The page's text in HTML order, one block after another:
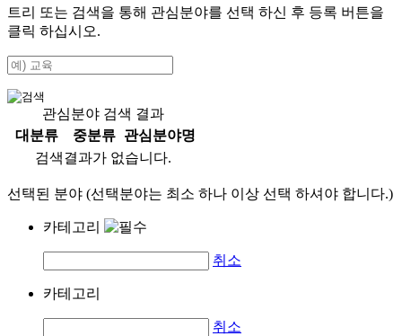
트리 또는 검색을 통해 관심분야를 선택 하신 후 등록 버튼을
클릭 하십시오.
관심분야 검색 결과
대분류
중분류
관심분야명
검색결과가 없습니다.
선택된 분야 (선택분야는 최소 하나 이상 선택 하셔야 합니다.)
카테고리
취소
카테고리
취소